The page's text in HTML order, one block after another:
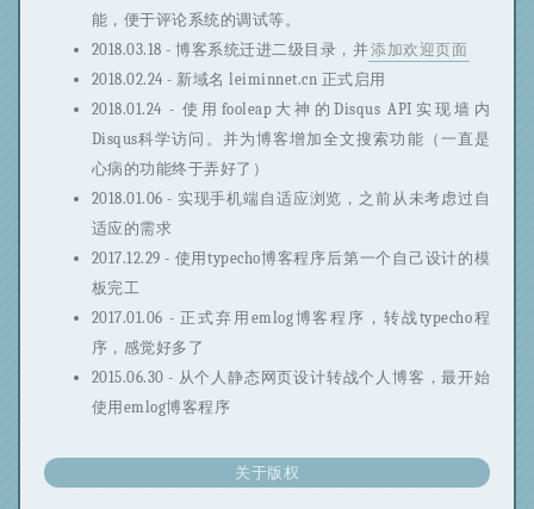
能，便于评论系统的调试等。
2018.03.18 - 博客系统迁进二级目录，并添加欢迎页面
2018.02.24 - 新域名 leiminnet.cn 正式启用
2018.01.24 - 使用fooleap大神的Disqus API实现墙内
Disqus科学访问。并为博客增加全文搜索功能（一直是
心病的功能终于弄好了）
2018.01.06 - 实现手机端自适应浏览，之前从未考虑过自
适应的需求
2017.12.29 - 使用typecho博客程序后第一个自己设计的模
板完工
2017.01.06 - 正式弃用emlog博客程序，转战typecho程
序，感觉好多了
2015.06.30 - 从个人静态网页设计转战个人博客，最开始
使用emlog博客程序
关于版权